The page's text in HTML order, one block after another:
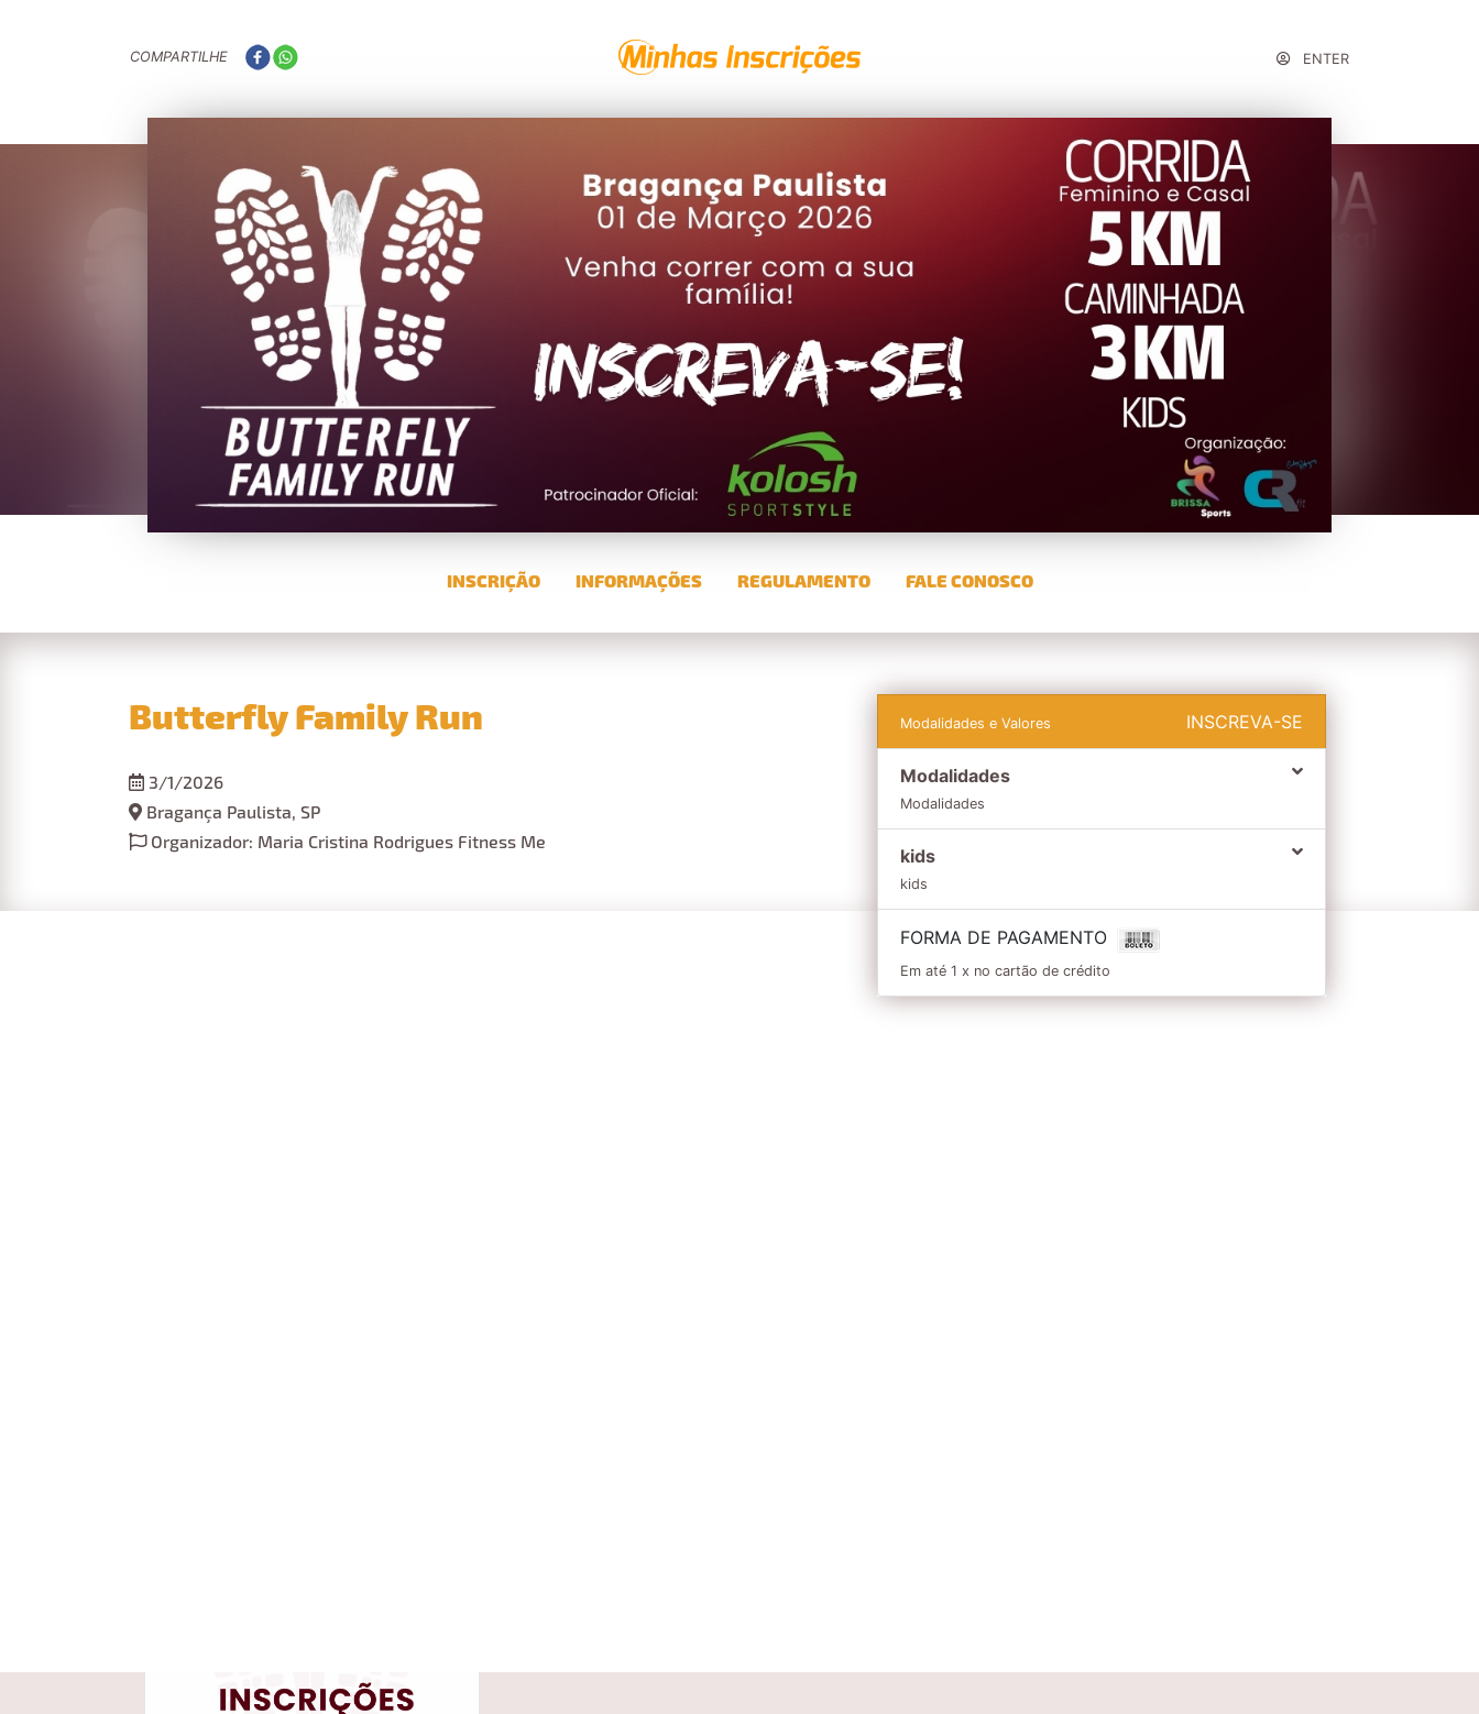
COMPARTILHE ENTER
INSCRIÇÃO INFORMAÇÕES REGULAMENTO FALE CONOSCO
Butterfly Family Run
3/1/2026
Bragança Paulista, SP
Organizador: Maria Cristina Rodrigues Fitness Me
Modalidades e Valores INSCREVA-SE
Modalidades
Modalidades
kids
kids
FORMA DE PAGAMENTO
Em até 1 x no cartão de crédito